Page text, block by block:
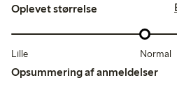
Oplevet størrelse
Lille Normal
Opsummering af anmeldelser